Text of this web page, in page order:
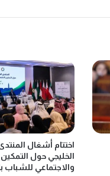
اختتام أشغال
الخليجي حول
والاجتماعي للشباب